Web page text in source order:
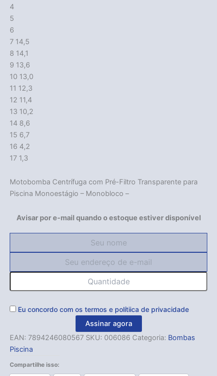
4
5
6
7 14,5
8 14,1
9 13,6
10 13,0
11 12,3
12 11,4
13 10,2
14 8,6
15 6,7
16 4,2
17 1,3
Motobomba Centrífuga com Pré-Filtro Transparente para
Piscina Monoestágio – Monobloco –
Avisar por e-mail quando o estoque estiver disponível
Eu concordo com os termos e polítiica de privacidade
Assinar agora
EAN: 7894246080567 SKU: 006086 Categoria: Bombas
Piscina
Compartilhe isso: